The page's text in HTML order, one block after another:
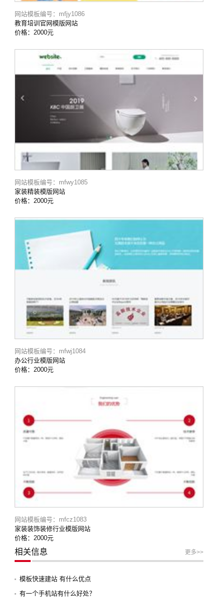
网站模板编号：mfjy1086
教育培训官网模版网站
价格：2000元
网站模板编号：mfwy1085
家装精装模版网站
价格：2000元
网站模板编号：mfwj1084
办公行业模版网站
价格：2000元
网站模板编号：mfcz1083
家装装饰装修行业模版网站
价格：2000元
相关信息 更多>>
模板快速建站 有什么优点
有一个手机站有什么好处？